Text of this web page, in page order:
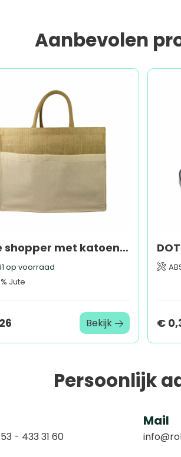
Aanbevolen
Jute shopper met katoenen vak, 300 gr/m²
op voorraad
Jute
Bekijk €
Persoonlijk
- 433 31 60
Mail